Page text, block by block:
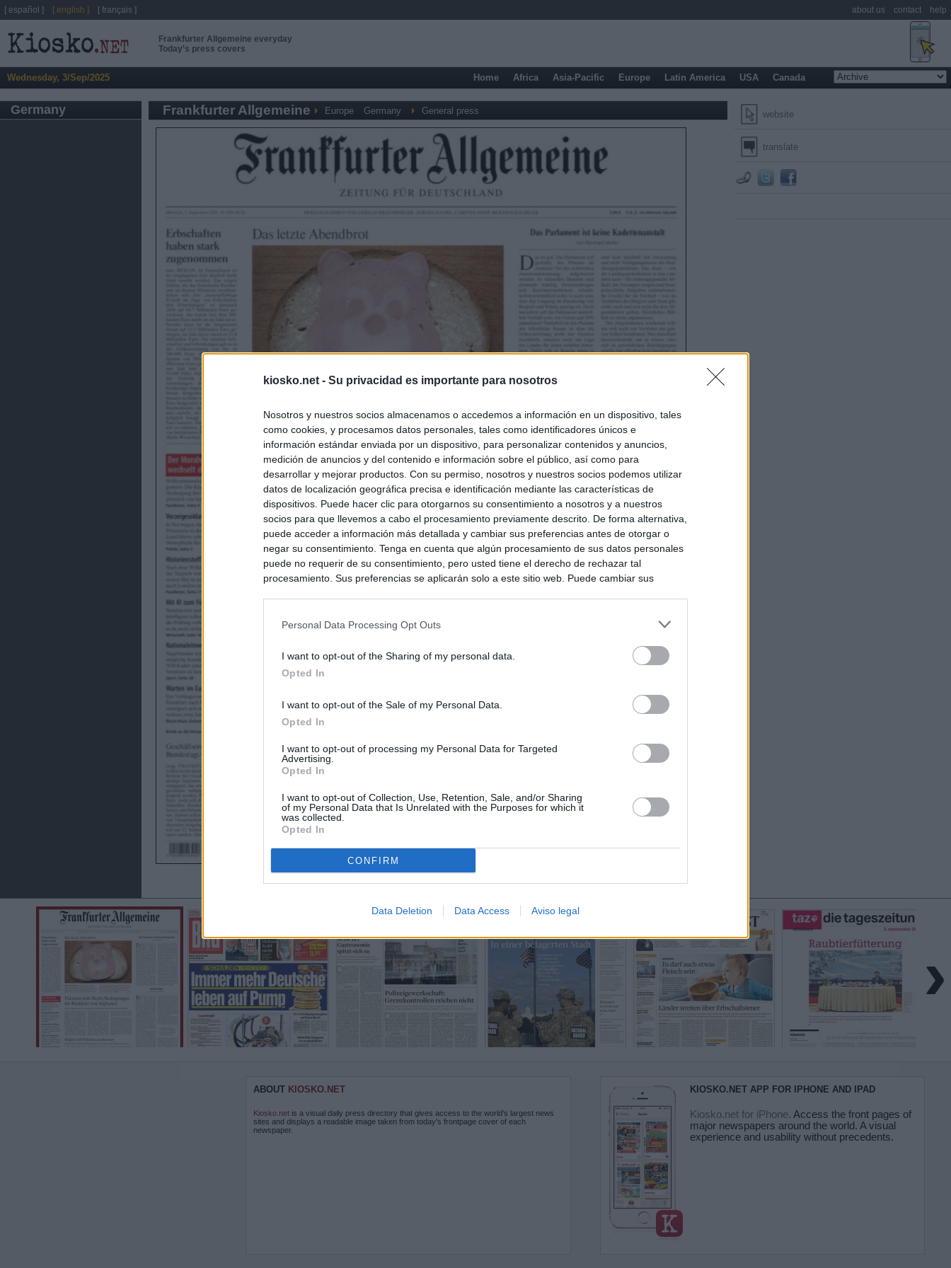
kiosko.net - Su privacidad es importante para nosotros
Nosotros y nuestros socios almacenamos o accedemos a información en un dispositivo, tales
como cookies, y procesamos datos personales, tales como identificadores únicos e
información estándar enviada por un dispositivo, para personalizar contenidos y anuncios,
medición de anuncios y del contenido e información sobre el público, así como para
desarrollar y mejorar productos. Con su permiso, nosotros y nuestros socios podemos utilizar
datos de localización geográfica precisa e identificación mediante las características de
dispositivos. Puede hacer clic para otorgarnos su consentimiento a nosotros y a nuestros
socios para que llevemos a cabo el procesamiento previamente descrito. De forma alternativa,
puede acceder a información más detallada y cambiar sus preferencias antes de otorgar o
negar su consentimiento. Tenga en cuenta que algún procesamiento de sus datos personales
puede no requerir de su consentimiento, pero usted tiene el derecho de rechazar tal
procesamiento. Sus preferencias se aplicarán solo a este sitio web. Puede cambiar sus
Personal Data Processing Opt Outs
I want to opt-out of the Sharing of my personal data.
Opted In
I want to opt-out of the Sale of my Personal Data.
Opted In
I want to opt-out of processing my Personal Data for Targeted
Advertising.
Opted In
I want to opt-out of Collection, Use, Retention, Sale, and/or Sharing
of my Personal Data that Is Unrelated with the Purposes for which it
was collected.
Opted In
CONFIRM
Data Deletion Data Access Aviso legal
Frankfurter Allgemeine everyday
Today's press covers
Wednesday, 3/Sep/2025 Home Africa Asia-Pacific Europe Latin America USA Canada
Germany website
translate
Frankfurter Allgemeine Europe Germany General press
›
ABOUT KIOSKO.NET
Kiosko.net is a visual daily press directory that gives access to the world's largest news
sites and displays a readable image taken from today's frontpage cover of each
newspaper.
KIOSKO.NET APP FOR IPHONE AND IPAD
Kiosko.net for iPhone. Access the front pages of
major newspapers around the world. A visual
experience and usability without precedents.
[ español ] [ english ] [ français ] about us contact help